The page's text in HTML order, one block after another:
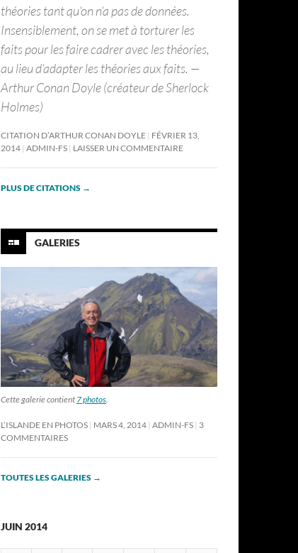
théories tant qu’on n’a pas de données.
Insensiblement, on se met à torturer les
faits pour les faire cadrer avec les théories,
au lieu d’adapter les théories aux faits. —
Arthur Conan Doyle (créateur de Sherlock
Holmes)
CITATION D’ARTHUR CONAN DOYLE FÉVRIER 13,
2014 ADMIN-FS LAISSER UN COMMENTAIRE
PLUS DE CITATIONS →
GALERIES
Cette galerie contient 7 photos.
L’ISLANDE EN PHOTOS MARS 4, 2014 ADMIN-FS 3
COMMENTAIRES
TOUTES LES GALERIES →
JUIN 2014